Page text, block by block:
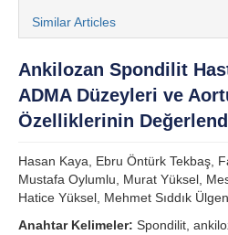
Aims & Scope
Editorial Board
Instructions to Authors
Instructions to Reviewers
Ethics & Policies
Contact Us
Similar Articles
Ankilozan Spondilit
ADMA Düzeyleri ve
Özelliklerinin
Hasan Kaya, Ebru Öntürk Tekbaş,
Mustafa Oylumlu, Murat Yüksel,
Hatice Yüksel, Mehmet Sıddık Ülgen
Anahtar Kelimeler: Spondilit,